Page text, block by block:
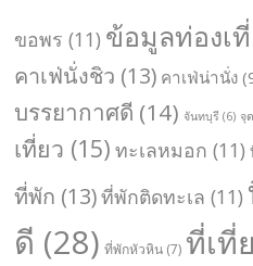
ขอพร (11) ข้อมูลท่องเ
คาเฟ่นั่งชิว (13) คาเฟ่น่านั่ง
บรรยากาศดี (14) จันทบุรี (6) จุ
เที่ยว (15) ทะเลหมอก (11)
ที่พัก (13)ที่พักติดทะเล (11)
ดี (28) ที่พักหัวหิน (7) ที่เที่